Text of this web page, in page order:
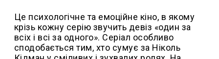
Це психологічне та емоційне кіно, в якому
крізь кожну серію звучить девіз «один за
всіх і всі за одного». Серіал особливо
сподобається тим, хто сумує за Ніколь